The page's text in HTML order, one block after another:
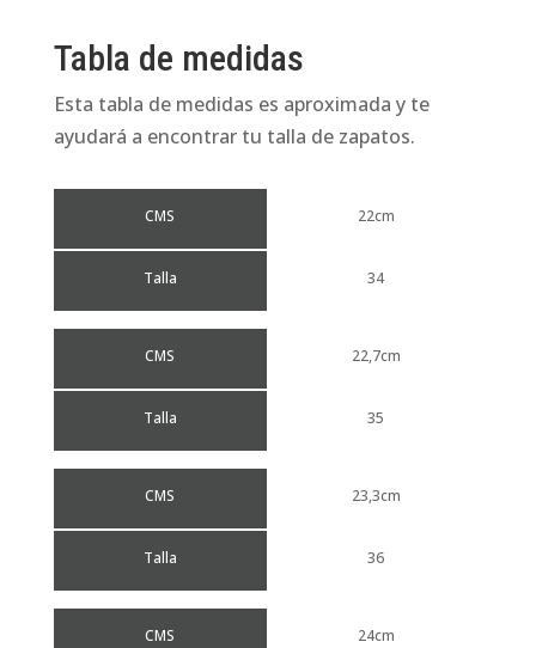
Tabla de medidas
Esta tabla de medidas es aproximada y te
ayudará a encontrar tu talla de zapatos.
CMS
Talla
22cm
34
CMS
Talla
22,7cm
35
CMS
Talla
23,3cm
36
CMS 24cm